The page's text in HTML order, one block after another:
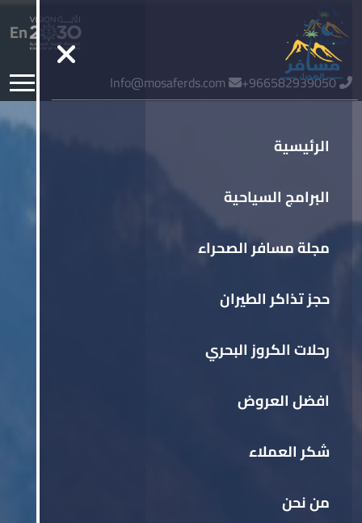
966582939050+
Info@mosaferds.com
En
الرئيسية
البرامج السياحية
مجلة مسافر الصحراء
حجز تذاكر الطيران
رحلات الكروز البحري
افضل العروض
شكر العملاء
من نحن